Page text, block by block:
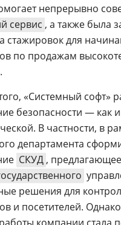
непрерывно
сервис , а также была
стажировок для
по продажам
«Системный софт»
безопасности — как
В частности, в
департамента
СКУД ,
решения для
и посетителей.